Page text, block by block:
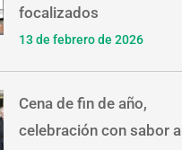
focalizados
13 de febrero de 2026
Cena de fin de año,
celebración con sabor a